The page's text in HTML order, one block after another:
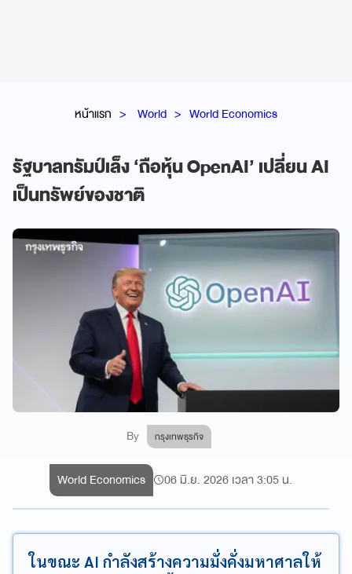
หน้าแรก World World Economics
รัฐบาลทรัมป์เล็ง ‘ถือหุ้น OpenAI’ เปลี่ยน AI
เป็นทรัพย์ของชาติ
By กรุงเทพธุรกิจ
World Economics 06 มิ.ย. 2026 เวลา 3:05 น.
ในขณะ AI กำลังสร้างความมั่งคั่งมหาศาลให้